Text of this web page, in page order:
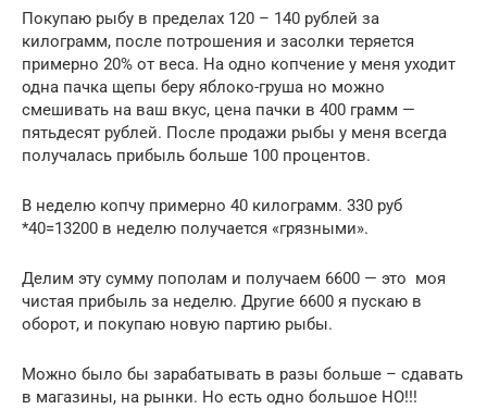
Покупаю рыбу в пределах 120 – 140 рублей за
килограмм, после потрошения и засолки теряется
примерно 20% от веса. На одно копчение у меня уходит
одна пачка щепы беру яблоко-груша но можно
смешивать на ваш вкус, цена пачки в 400 грамм —
пятьдесят рублей. После продажи рыбы у меня всегда
получалась прибыль больше 100 процентов.
В неделю копчу примерно 40 килограмм. 330 руб
*40=13200 в неделю получается «грязными».
Делим эту сумму пополам и получаем 6600 — это моя
чистая прибыль за неделю. Другие 6600 я пускаю в
оборот, и покупаю новую партию рыбы.
Можно было бы зарабатывать в разы больше – сдавать
в магазины, на рынки. Но есть одно большое НО!!!